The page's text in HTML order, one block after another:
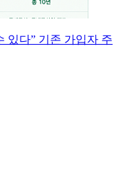
있다” 기존 가입자 주